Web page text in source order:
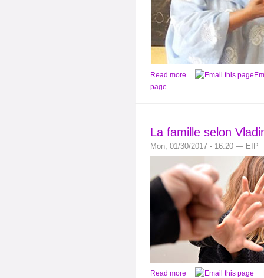
Read more
page
La famille selon
Mon, 01/30/2017 - 16:20 — EIP
Read more